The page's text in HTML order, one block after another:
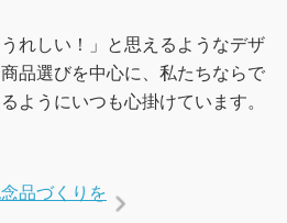
れしい！」と思えるようなデザ
品選びを中心に、私たちならで
ようにいつも心掛けています。
品づくりを